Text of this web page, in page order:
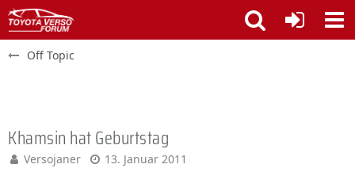
Off Topic
Khamsin hat Geburtstag
Versojaner 13. Januar 2011